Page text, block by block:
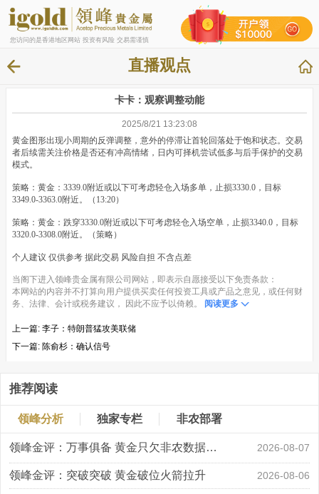
您访问的是香港地区网站 投资有风险 交易需谨慎
直播观点
卡卡：观察调整动能
2025/8/21 13:23:08
黄金图形出现小周期的反弹调整，意外的停滞让首轮回落处于饱和状态。交易
者后续需关注价格是否还有冲高情绪，日内可择机尝试低多与后手保护的交易
模式。
策略：黄金：3339.0附近或以下可考虑轻仓入场多单，止损3330.0，目标
3349.0-3363.0附近。（13:20）
策略：黄金：跌穿3330.0附近或以下可考虑轻仓入场空单，止损3340.0，目标
3320.0-3308.0附近。（策略）
个人建议 仅供参考 据此交易 风险自担 不含点差
当阁下进入领峰贵金属有限公司网站，即表示自愿接受以下免责条款：
本网站的内容并不打算向用户提供买卖任何投资工具或产品之意见，或任何财
务、法律、会计或税务建议， 因此不应予以倚赖。
阅读更多
上一篇: 李子：特朗普猛攻美联储
下一篇: 陈俞杉：确认信号
推荐阅读
领峰分析 独家专栏 非农部署
领峰金评：万事俱备 黄金只欠非农数据“东风” 2026-08-07
领峰金评：突破突破 黄金破位火箭拉升 2026-08-06